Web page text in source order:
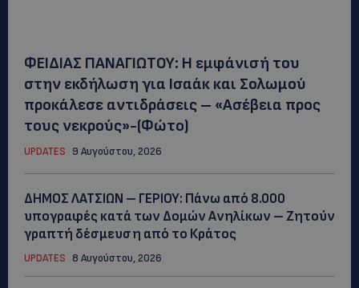
ΦΕΙΔΙΑΣ ΠΑΝΑΓΙΩΤΟΥ: Η εμφάνισή του
στην εκδήλωση για Ισαάκ και Σολωμού
προκάλεσε αντιδράσεις – «Ασέβεια προς
τους νεκρούς»-(Φώτο)
UPDATES 9 Αυγούστου, 2026
ΔΗΜΟΣ ΛΑΤΣΙΩΝ – ΓΕΡΙΟΥ: Πάνω από 8.000
υπογραφές κατά των Δομών Ανηλίκων – Ζητούν
γραπτή δέσμευση από το Κράτος
UPDATES 8 Αυγούστου, 2026